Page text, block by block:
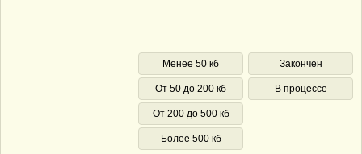
Менее 50 кб
От 50 до 200 кб
От 200 до 500 кб
Более 500 кб
Закончен
В процессе